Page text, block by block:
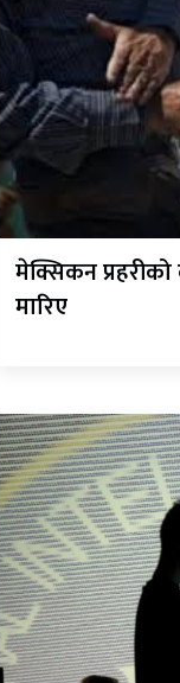
मेक्सिकन
मारिए